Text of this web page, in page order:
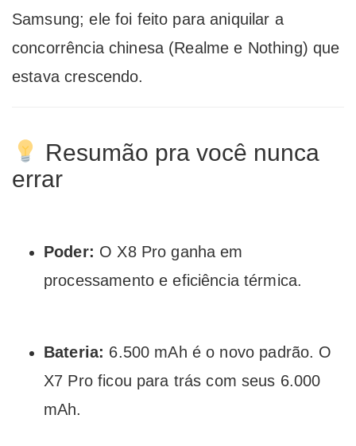
Samsung; ele foi feito para aniquilar a
concorrência chinesa (Realme e Nothing) que
estava crescendo.
Resumão pra você nunca
errar
Poder: O X8 Pro ganha em
processamento e eficiência térmica.
Bateria: 6.500 mAh é o novo padrão. O
X7 Pro ficou para trás com seus 6.000
mAh.